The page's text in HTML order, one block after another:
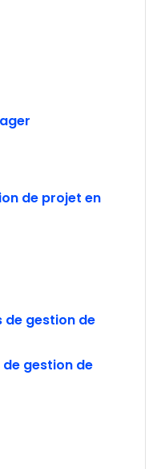
de projet en
de gestion de
de gestion de